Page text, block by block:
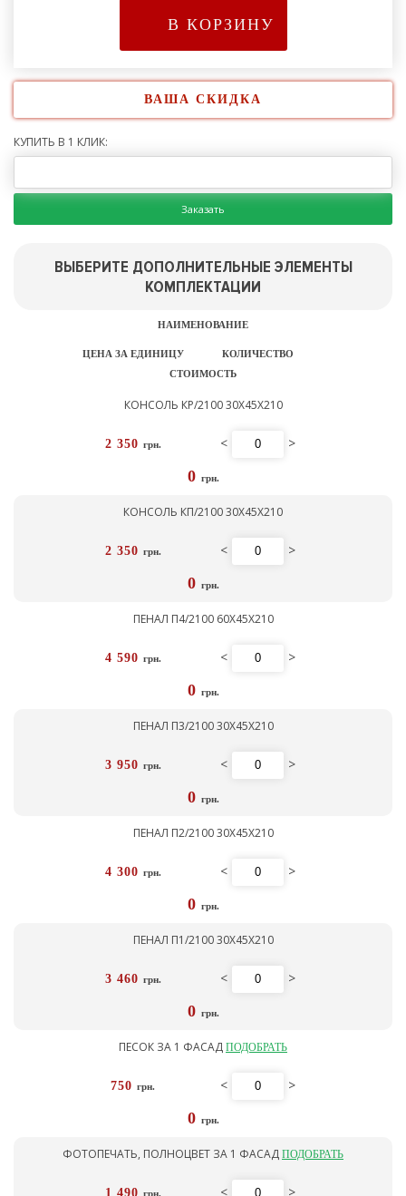
В КОРЗИНУ
ВАША СКИДКА
КУПИТЬ В 1 КЛИК:
Заказать
ВЫБЕРИТЕ ДОПОЛНИТЕЛЬНЫЕ ЭЛЕМЕНТЫ
КОМПЛЕКТАЦИИ
НАИМЕНОВАНИЕ
ЦЕНА ЗА ЕДИНИЦУ
КОЛИЧЕСТВО
СТОИМОСТЬ
КОНСОЛЬ КР/2100 30Х45Х210
2 350 грн. < >
0 грн.
КОНСОЛЬ КП/2100 30Х45Х210
2 350 грн. < >
0 грн.
ПЕНАЛ П4/2100 60Х45Х210
4 590 грн. < >
0 грн.
ПЕНАЛ П3/2100 30Х45Х210
3 950 грн. < >
0 грн.
ПЕНАЛ П2/2100 30Х45Х210
4 300 грн. < >
0 грн.
ПЕНАЛ П1/2100 30Х45Х210
3 460 грн. < >
0 грн.
ПЕСОК ЗА 1 ФАСАД ПОДОБРАТЬ
750 грн. < >
0 грн.
ФОТОПЕЧАТЬ, ПОЛНОЦВЕТ ЗА 1 ФАСАД ПОДОБРАТЬ
1 490 грн. < >